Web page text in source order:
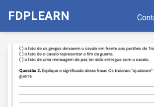
FDPLEARN